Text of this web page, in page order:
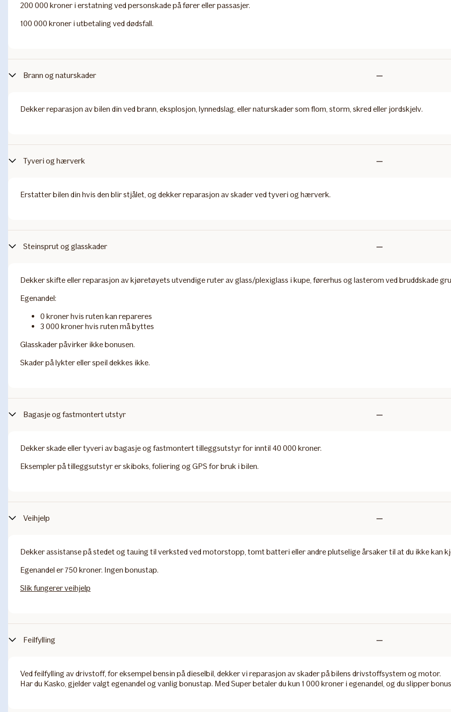
200 000 kroner i erstatning ved personskade på fører eller passasjer.
100 000 kroner i utbetaling ved dødsfall.
Brann og naturskader
Dekker reparasjon av bilen din ved brann, eksplosjon, lynnedslag, eller naturskader som flom, storm, skred eller jordskjelv.
Tyveri og hærverk
Erstatter bilen din hvis den blir stjålet, og dekker reparasjon av skader ved tyveri og hærverk.
Steinsprut og glasskader
Dekker skifte eller reparasjon av kjøretøyets utvendige ruter av glass/plexiglass i kupe, førerhus og lasterom ved bruddskade
Egenandel:
0 kroner hvis ruten kan repareres
3 000 kroner hvis ruten må byttes
Glasskader påvirker ikke bonusen.
Skader på lykter eller speil dekkes ikke.
Bagasje og fastmontert utstyr
Dekker skade eller tyveri av bagasje og fastmontert tilleggsutstyr for inntil 40 000 kroner.
Eksempler på tilleggsutstyr er skiboks, foliering og GPS for bruk i bilen.
Veihjelp
Dekker assistanse på stedet og tauing til verksted ved motorstopp, tomt batteri eller andre plutselige årsaker til at du ikke kan
Egenandel er 750 kroner. Ingen bonustap.
Slik fungerer veihjelp
Feilfylling
Ved feilfylling av drivstoff, for eksempel bensin på dieselbil, dekker vi reparasjon av skader på bilens drivstoffsystem og motor.
Har du Kasko, gjelder valgt egenandel og vanlig bonustap. Med Super betaler du kun 1 000 kroner i egenandel, og du slipper